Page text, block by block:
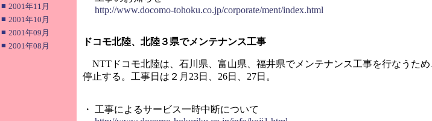
■ 2001年11月
■ 2001年10月
■ 2001年09月
■ 2001年08月
http://www.docomo-tohoku.co.jp/corporate/ment/index.html
ドコモ北陸、北陸３県でメンテナンス工事
NTTドコモ北陸は、石川県、富山県、福井県でメンテナンス工事を行なうた
停止する。工事日は２月23日、26日、27日。
・ 工事によるサービス一時中断について